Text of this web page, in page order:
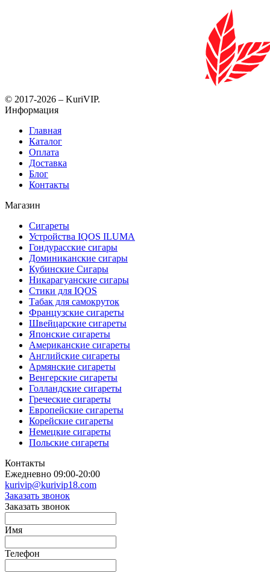
© 2017-2026 – KuriVIP.
Информация
Главная
Каталог
Оплата
Доставка
Блог
Контакты
Магазин
Сигареты
Устройства IQOS ILUMA
Гондурасские сигары
Доминиканские сигары
Кубинские Сигары
Никарагуанские сигары
Стики для IQOS
Табак для самокруток
Французские сигареты
Швейцарские сигареты
Японские сигареты
Американские сигареты
Английские сигареты
Армянские сигареты
Венгерские сигареты
Голландские сигареты
Греческие сигареты
Европейские сигареты
Корейские сигареты
Немецкие сигареты
Польские сигареты
Контакты
Ежедневно 09:00-20:00
kurivip@kurivip18.com
Заказать звонок
Заказать звонок
Имя
Телефон